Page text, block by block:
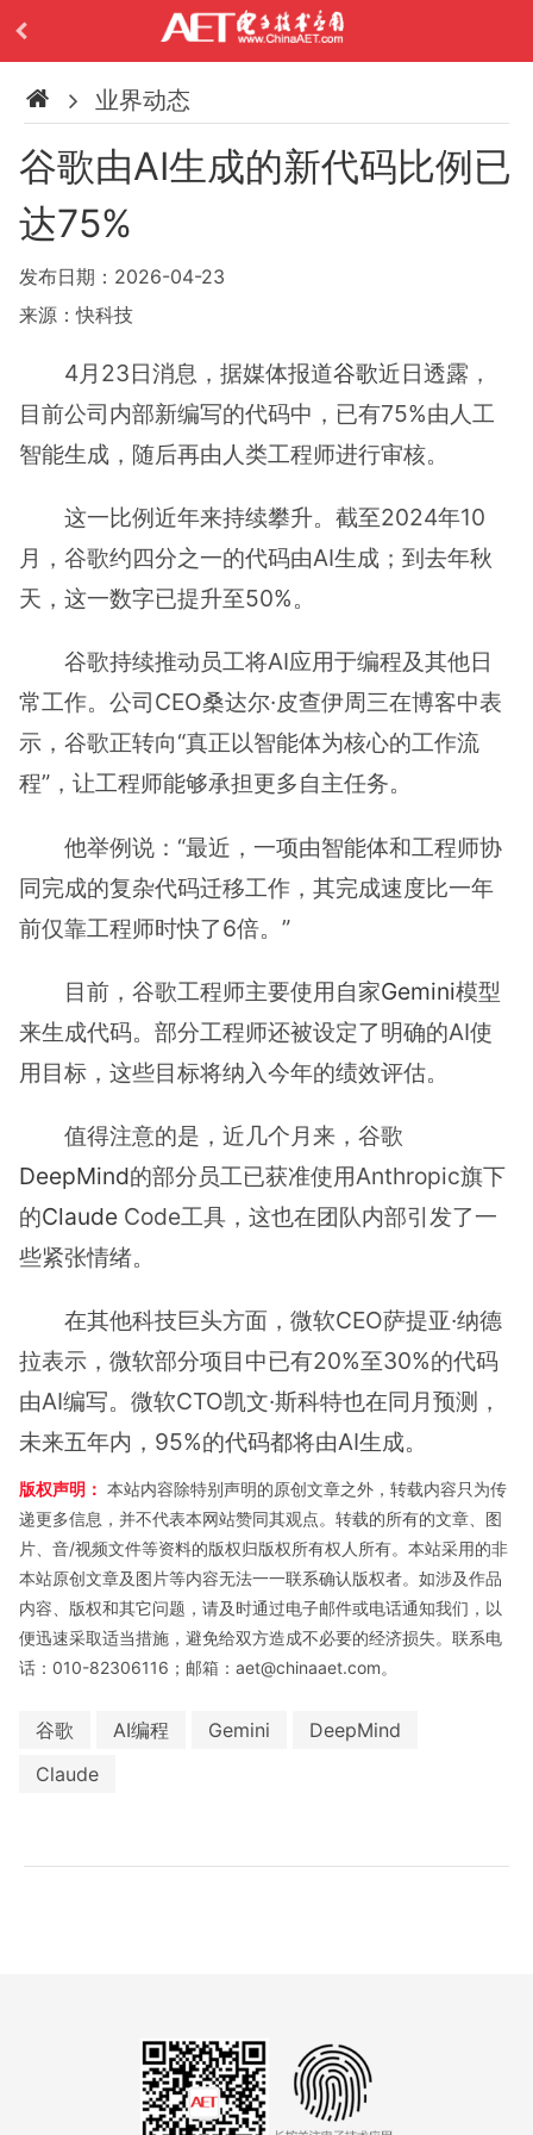
业界动态
谷歌由AI生成的新代码比例已
达75%
发布日期：2026-04-23
来源：快科技
4月23日消息，据媒体报道谷歌近日透露，
目前公司内部新编写的代码中，已有75%由人工
智能生成，随后再由人类工程师进行审核。
这一比例近年来持续攀升。截至2024年10
月，谷歌约四分之一的代码由AI生成；到去年秋
天，这一数字已提升至50%。
谷歌持续推动员工将AI应用于编程及其他日
常工作。公司CEO桑达尔·皮查伊周三在博客中表
示，谷歌正转向“真正以智能体为核心的工作流
程”，让工程师能够承担更多自主任务。
他举例说：“最近，一项由智能体和工程师协
同完成的复杂代码迁移工作，其完成速度比一年
前仅靠工程师时快了6倍。”
目前，谷歌工程师主要使用自家Gemini模型
来生成代码。部分工程师还被设定了明确的AI使
用目标，这些目标将纳入今年的绩效评估。
值得注意的是，近几个月来，谷歌
DeepMind的部分员工已获准使用Anthropic旗下
的Claude Code工具，这也在团队内部引发了一
些紧张情绪。
在其他科技巨头方面，微软CEO萨提亚·纳德
拉表示，微软部分项目中已有20%至30%的代码
由AI编写。微软CTO凯文·斯科特也在同月预测，
未来五年内，95%的代码都将由AI生成。
版权声明： 本站内容除特别声明的原创文章之外，转载内容只为传
递更多信息，并不代表本网站赞同其观点。转载的所有的文章、图
片、音/视频文件等资料的版权归版权所有权人所有。本站采用的非
本站原创文章及图片等内容无法一一联系确认版权者。如涉及作品
内容、版权和其它问题，请及时通过电子邮件或电话通知我们，以
便迅速采取适当措施，避免给双方造成不必要的经济损失。联系电
话：010-82306116；邮箱：aet@chinaaet.com。
谷歌 AI编程 Gemini
DeepMind
Claude